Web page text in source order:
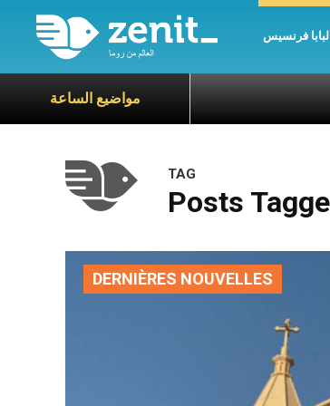
البابا فرنسيس
مواضيع الساعة
TAG
DERNIÈRES NOUVELLES